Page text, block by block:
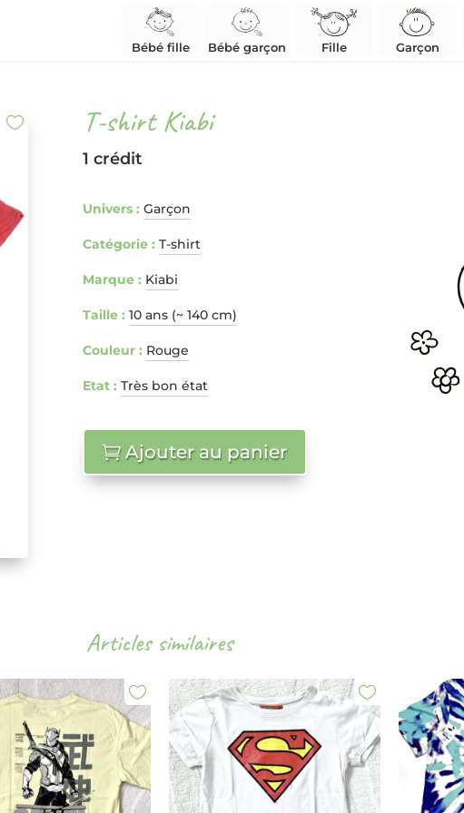
Bébé fille Bébé garçon Fille Garçon
T-shirt Kiabi
1 crédit
Univers : Garçon
Catégorie : T-shirt
Marque : Kiabi
Taille : 10 ans (~ 140 cm)
Couleur : Rouge
Etat : Très bon état
Ajouter au panier
Articles similaires